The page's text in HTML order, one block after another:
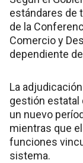
estándares de
de la
Comercio y
dependiente de
La
gestión estatal
un nuevo
mientras que
funciones
sistema.